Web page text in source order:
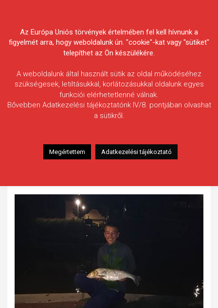
Egyesületek Szövetsége
Uhrin Mihály
Halfaj: Balin
Fogott hal adatai: 2,70 kg / 58 cm
Az Európa Uniós törvények értelmében fel kell hívnunk a
figyelmét arra, hogy weboldalunk ún. "cookie"-kat vagy "sütiket"
telepíthet az Ön készülékére.
A weboldalunk által használt sütik az oldal működéséhez
szükségesek, letiltásukkal, korlátozásukkal oldalunk egyes
funkciói elérhetetlenné válnak.
Bővebben Adatkezelési tájékoztatónk IV/8. pontjában olvashat
a sütikről.
Megértettem Adatkezelési tájékoztató